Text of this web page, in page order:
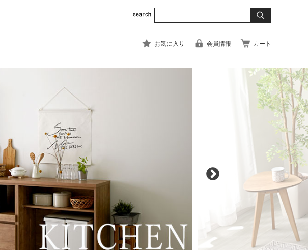
お気に入り 会員情報 カート